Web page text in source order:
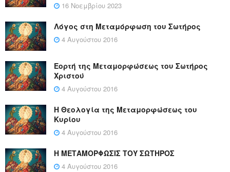
16 Νοεμβρίου 2023
Λόγος στη Μεταμόρφωση του Σωτήρος
4 Αυγούστου 2016
Εορτή της Μεταμορφώσεως του Σωτήρος
Χριστού
4 Αυγούστου 2016
Η Θεολογία της Μεταμορφώσεως του
Κυρίου
4 Αυγούστου 2016
Η ΜΕΤΑΜΟΡΦΩΣΙΣ ΤΟΥ ΣΩΤΗΡΟΣ
4 Αυγούστου 2016